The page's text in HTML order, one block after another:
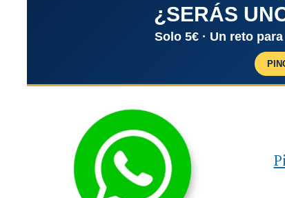
¿SERÁS
Solo 5€ · Un reto